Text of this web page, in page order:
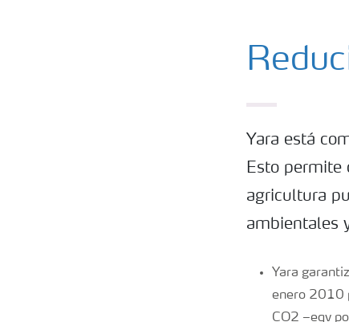
Yara está
Esto permite
agricultura
ambientales
Yara
enero 2010
CO2 –eqv